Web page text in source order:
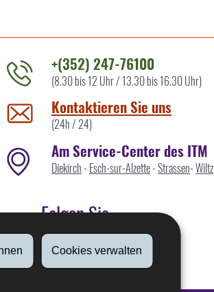
Cookies verwalten
Kontaktieren
Sie
uns
+(352) 247-76100
(8.30 bis 12 Uhr / 13.30 bis 16.30 Uhr)
Kontaktieren Sie uns
(24h / 24)
Am Service-Center des ITM
Diekirch- Esch-sur-Alzette-Strassen-Wiltz
Folgen Sie
Linkedin